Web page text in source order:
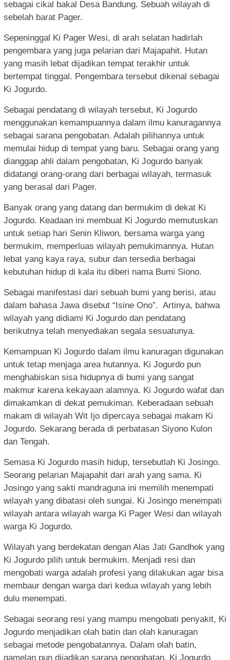
sebagai cikal bakal Desa Bandung. Sebuah wilayah di
sebelah barat Pager.
Sepeninggal Ki Pager Wesi, di arah selatan hadirlah
pengembara yang juga pelarian dari Majapahit. Hutan
yang masih lebat dijadikan tempat terakhir untuk
bertempat tinggal. Pengembara tersebut dikenal sebagai
Ki Jogurdo.
Sebagai pendatang di wilayah tersebut, Ki Jogurdo
menggunakan kemampuannya dalam ilmu kanuragannya
sebagai sarana pengobatan. Adalah pilihannya untuk
memulai hidup di tempat yang baru. Sebagai orang yang
dianggap ahli dalam pengobatan, Ki Jogurdo banyak
didatangi orang-orang dari berbagai wilayah, termasuk
yang berasal dari Pager.
Banyak orang yang datang dan bermukim di dekat Ki
Jogurdo. Keadaan ini membuat Ki Jogurdo memutuskan
untuk setiap hari Senin Kliwon, bersama warga yang
bermukim, memperluas wilayah pemukimannya. Hutan
lebat yang kaya raya, subur dan tersedia berbagai
kebutuhan hidup di kala itu diberi nama Bumi Siono.
Sebagai manifestasi dari sebuah bumi yang berisi, atau
dalam bahasa Jawa disebut “Isine Ono”. Artinya, bahwa
wilayah yang didiami Ki Jogurdo dan pendatang
berikutnya telah menyediakan segala sesuatunya.
Kemampuan Ki Jogurdo dalam ilmu kanuragan digunakan
untuk tetap menjaga area hutannya. Ki Jogurdo pun
menghabiskan sisa hidupnya di bumi yang sangat
makmur karena kekayaan alamnya. Ki Jogurdo wafat dan
dimakamkan di dekat pemukiman. Keberadaan sebuah
makam di wilayah Wit Ijo dipercaya sebagai makam Ki
Jogurdo. Sekarang berada di perbatasan Siyono Kulon
dan Tengah.
Semasa Ki Jogurdo masih hidup, tersebutlah Ki Josingo.
Seorang pelarian Majapahit dari arah yang sama. Ki
Josingo yang sakti mandraguna ini memilih menempati
wilayah yang dibatasi oleh sungai. Ki Josingo menempati
wilayah antara wilayah warga Ki Pager Wesi dan wilayah
warga Ki Jogurdo.
Wilayah yang berdekatan dengan Alas Jati Gandhok yang
Ki Jogurdo pilih untuk bermukim. Menjadi resi dan
mengobati warga adalah profesi yang dilakukan agar bisa
membaur dengan warga dari kedua wilayah yang lebih
dulu menempati.
Sebagai seorang resi yang mampu mengobati penyakit, Ki
Jogurdo menjadikan olah batin dan olah kanuragan
sebagai metode pengobatannya. Dalam olah batin,
gamelan pun dijadikan sarana pengobatan. Ki Jogurdo